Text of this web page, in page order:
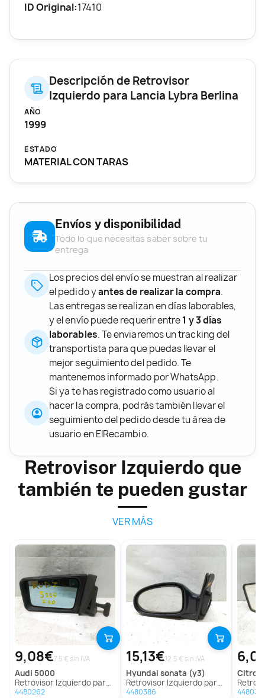
ID Original:17410
Descripción de Retrovisor
Izquierdo para Lancia Lybra Berlina
AÑO
1999
ESTADO
MATERIAL CON TARAS
Envíos y disponibilidad
Todo lo que necesitas saber sobre tu
entrega
Los precios del envío se muestran al realizar
el pedido yantes de realizar la compra.
Las entregas se realizan en días laborables,
y el envío puede requerir entre1 y 3 días
laborables. Te enviaremos un tracking del
transportista para que puedas llevar el
mejor seguimiento del pedido. Te
mantenemos informado por WhatsApp.
Si ya te has registrado como usuario al
hacer la compra, podrás también llevar el
seguimiento del pedido desde tu área de
usuario en ElRecambio.
Retrovisor Izquierdo que
también te pueden gustar
VER MÁS
9,08€7.5 € sin IVA
audi 5000
Retrovisor Izquierdo para Audi 5000
4480262
15,13€12.5 € sin IVA
hyundai sonata (y3)
Retrovisor Izquierdo para Hyundai Sonata (Y3)
4480386